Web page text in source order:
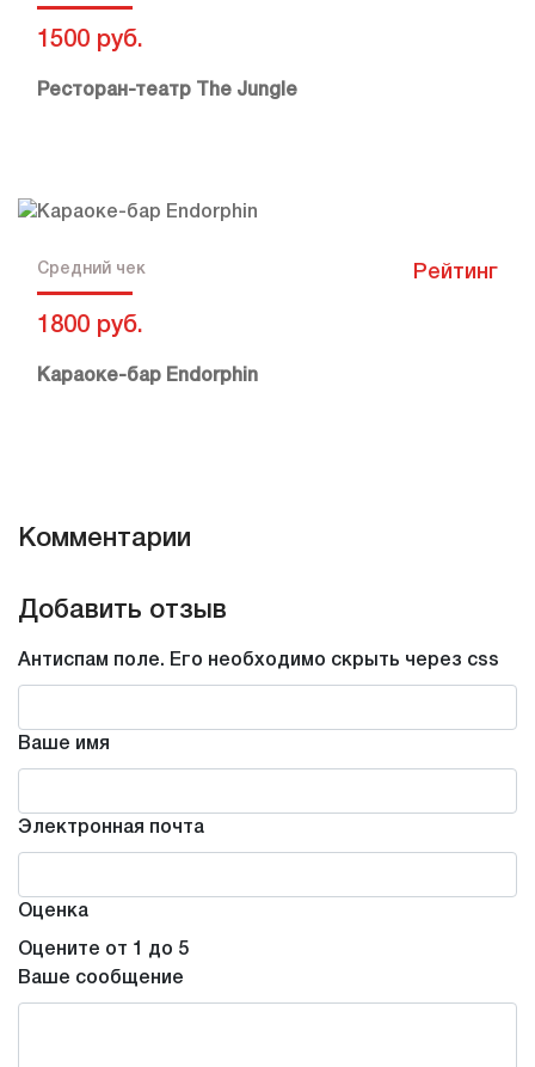
1500 руб.
Ресторан-театр The Jungle
Средний чек
1800 руб.
Рейтинг
Караоке-бар Endorphin
Комментарии
Добавить отзыв
Антиспам поле. Его необходимо скрыть через css
Ваше имя
Электронная почта
Оценка
Оцените от 1 до 5
Ваше сообщение